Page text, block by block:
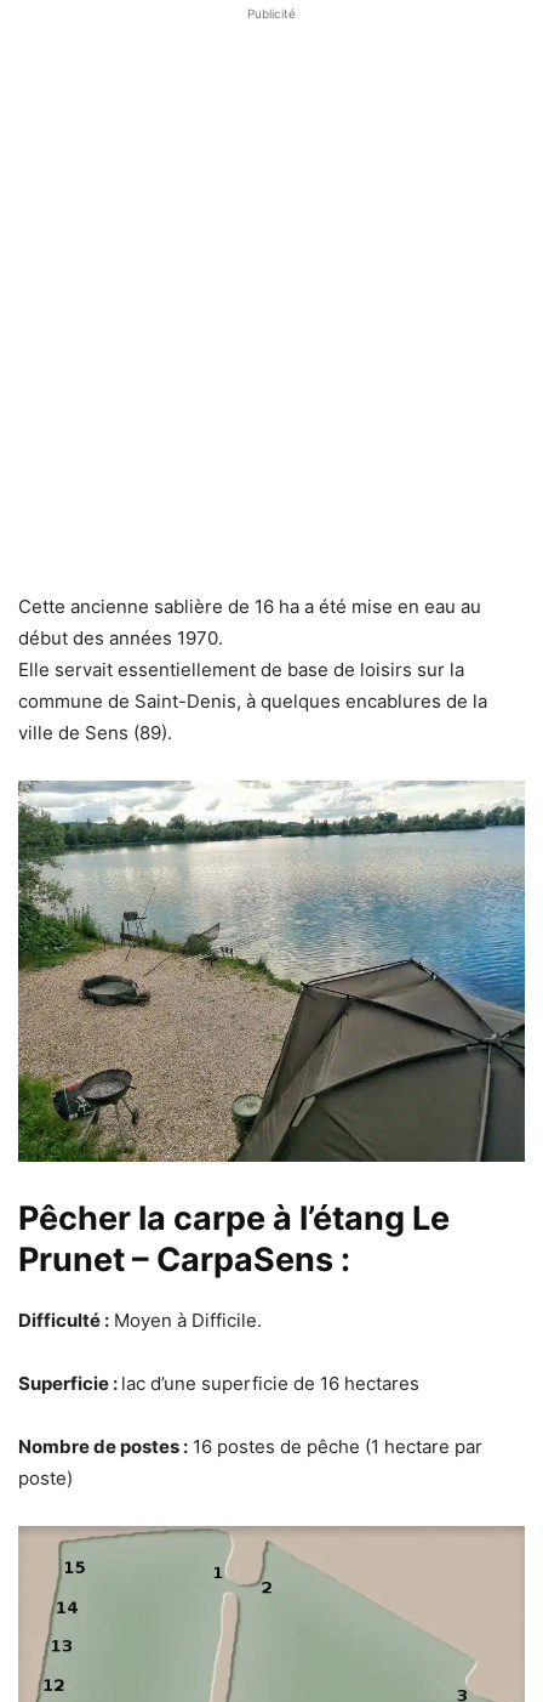
Publicité
Cette ancienne sablière de 16 ha a été mise en eau au
début des années 1970.
Elle servait essentiellement de base de loisirs sur la
commune de Saint-Denis, à quelques encablures de la
ville de Sens (89).
Pêcher la carpe à l’étang Le
Prunet – CarpaSens :
Difficulté : Moyen à Difficile.
Superficie : lac d’une superficie de 16 hectares
Nombre de postes : 16 postes de pêche (1 hectare par
poste)